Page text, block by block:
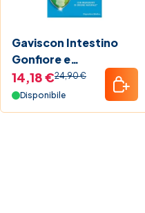
Gaviscon Intestino
Gonfiore e
Meteorismo 30
Capsule
14,18 €24,90 €
Disponibile